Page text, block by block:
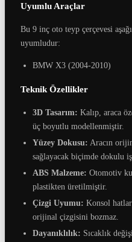
Uyumlu Araçlar
Bu 9 inç oto teyp çerçevesi
uyumludur:
BMW X3 (2004-2010)
Teknik Özellikler
3D Tasarım: Kalıp, araca
üç boyutlu modellenmiştir.
Yüzey Dokusu: Aracın
sağlayacak biçimde dokulu
ABS Malzeme: Otomotiv
plastikten üretilmiştir.
Çizgi Uyumu: Konsol
orijinal çizgisini bozmaz.
Dayanıklılık: Sıcaklık